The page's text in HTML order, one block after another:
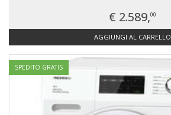
€ 2.589,00
AGGIUNGI AL CARRELLO
SPEDITO GRATIS